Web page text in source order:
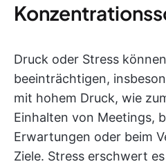
Druck oder Stress
beeinträchtigen,
mit hohem Druck, wie
Einhalten von Meetings,
Erwartungen oder beim
Ziele. Stress erschwert